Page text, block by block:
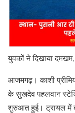
युवकों ने दिखाया
आजमगढ़। काशी
के सुखदेव पहलवान
शुरुआत हुई। ट्रायल में